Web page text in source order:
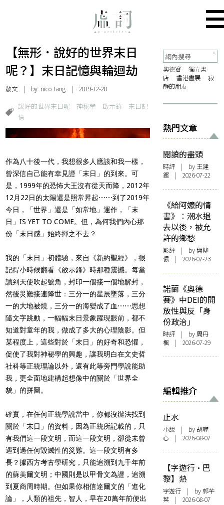
【無形．說好的世界末日
呢？】末日記憶與輪迴劫
散文 | by nico tang | 2019-12-20
說好的世界末日呢 神秘學 啟示錄
末日記
憶
作為八十後一代，我想很多人應該和我一樣，
曾深信自己能有幸見證「末日」的到來。可
是，1999年的恐怖大王沒有從天而降，2012年
12月22日的太陽還是照常昇起⋯⋯到了2019年
今日，「世界」還是「如常地」運作，「末
日」IS YET TO COME。但，為何我們內心那
份「末日感」始終揮之不去？
我的「末日」初體驗，來自《新約聖經》，很
記得小時候翻看《啟示錄》時那種震撼。每當
讀到天使吹起號角，封印一個接一個地解封，
然後災難接連降世：三分一的星辰墜落，三分
一的大地被燒，三分一的海變成了血⋯⋯思想
隨文字跳動，一幅幅末日景象躍現眼前，都不
知道對童年的我，做成了多大的心理陰影。但
某程度上，這些對於「末日」的好奇和恐懼，
促使了我對神秘學的興趣，讓我明白在文史哲
社科等正統理論以外，還有此等旁門學說能助
我，更全面地建構起想像中的關於「世界全
貌」的拼圖。
確實，在任何正統學說當中，你都沒辦法找到
關於「末日」的資料，因為正統所記載的，只
有我們這一段文明，而這一段文明，卻從未曾
遇到過任何毀滅性的災難。這一段文明有多
長？據西方考古學研究，只能追溯到九千年前
的蘇美爾文明；中國則是以甲骨文為證，追溯
到夏商周時期。但如果你相信達爾文的「進化
論」，人類的祖先，智人，早在20萬年前便出
奧德賽
獨立書
店
香港書展
寂
靜的朋友
熱門文章
閱讀的盡頭
時評 | by 王建
鏗 | 2026-07-22
《給阿嬤的情
書》：潮水退
去以後，被允
許的鄉愁
影評 | by 盤柳
儂 | 2026-07-23
諾蘭《奧德
賽》中DEI的開
放性與反「身
份政治」
時評 | by周丹
楓 | 2026-07-29
編輯推介
止水
小說 | by 胡韡
心 | 2026-08-07
【字遊行·巴
黎】熱
字遊行 | by 郭芊
葉 | 2026-08-07